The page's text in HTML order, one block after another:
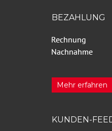
BEZAHLUNG
Mehr erfahren
KUNDEN-